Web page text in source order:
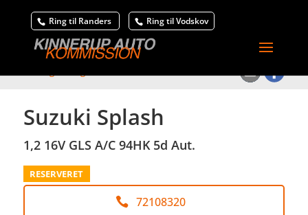
Ring til Randers Ring til Vodskov
Suzuki Splash
1,2 16V GLS A/C 94HK 5d Aut.
RESERVERET
72108320